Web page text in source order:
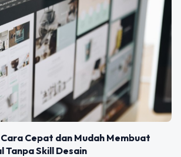
Cepat dan Mudah Membuat
Tanpa Skill Desain